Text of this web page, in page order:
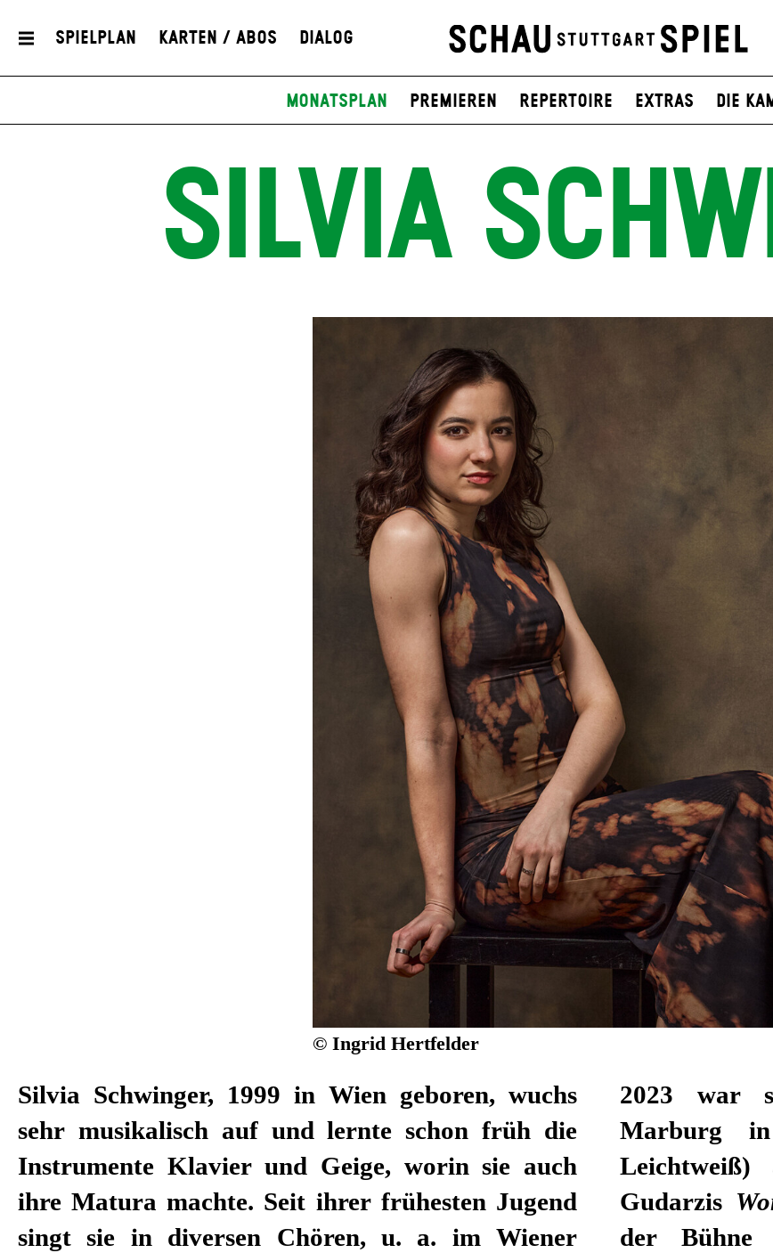
Spielplan Karten / Abos Dialog
Monatsplan Premieren Repertoire Extras Die
SILVIA
© Ingrid Hertfelder
Silvia Schwinger, 1999 in Wien geboren, wuchs
sehr musikalisch auf und lernte schon früh die
Instrumente Klavier und Geige, worin sie auch
ihre Matura machte. Seit ihrer frühesten Jugend
singt sie in diversen Chören, u. a. im Wiener
2023 war sie am Hessischen Landestheater
Marburg
Gudarzis
der Bühne